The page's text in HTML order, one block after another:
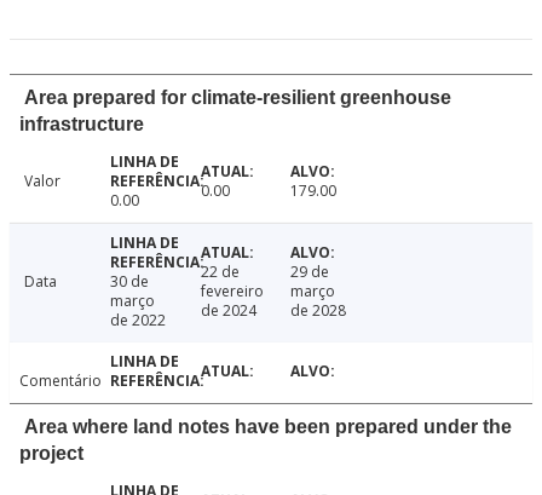
Area prepared for climate-resilient greenhouse
infrastructure
Valor
0.00
0.00 179.00
Data
30 de
março
de 2022
22 de
fevereiro
de 2024
29 de
março
de 2028
Comentário
Area where land notes have been prepared under the
project